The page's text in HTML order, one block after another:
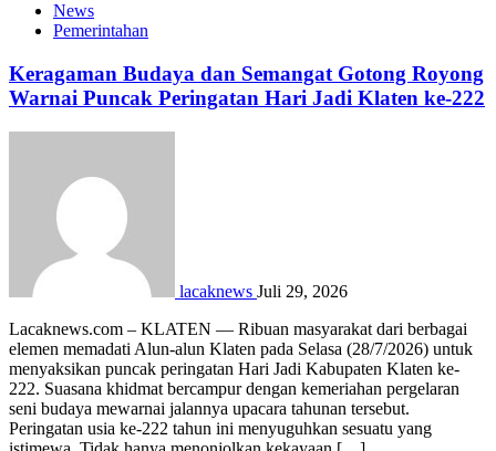
News
Pemerintahan
Keragaman Budaya dan Semangat Gotong Royong
Warnai Puncak Peringatan Hari Jadi Klaten ke-222
lacaknews Juli 29, 2026
Lacaknews.com – KLATEN — Ribuan masyarakat dari berbagai
elemen memadati Alun-alun Klaten pada Selasa (28/7/2026) untuk
menyaksikan puncak peringatan Hari Jadi Kabupaten Klaten ke-
222. Suasana khidmat bercampur dengan kemeriahan pergelaran
seni budaya mewarnai jalannya upacara tahunan tersebut.
Peringatan usia ke-222 tahun ini menyuguhkan sesuatu yang